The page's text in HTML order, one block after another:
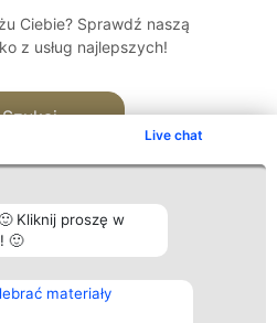
Live chat
Kliknij proszę w
🙂
materiały
Ciebie? Sprawdź naszą
z usług najlepszych!
Szukaj
Kontakt
Kontakt